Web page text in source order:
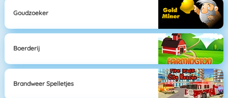
Goudzoeker
Boerderij
Brandweer Spelletjes